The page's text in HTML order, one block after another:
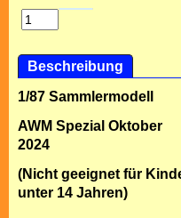
Beschreibung
1/87 Sammlermodell
AWM Spezial Oktober
2024
(Nicht geeignet für
unter 14 Jahren)